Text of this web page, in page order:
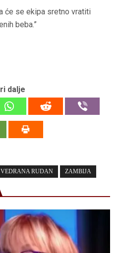
će se ekipa sretno vratiti
beba.”
dalje
VEDRANA RUDAN ZAMBIJA